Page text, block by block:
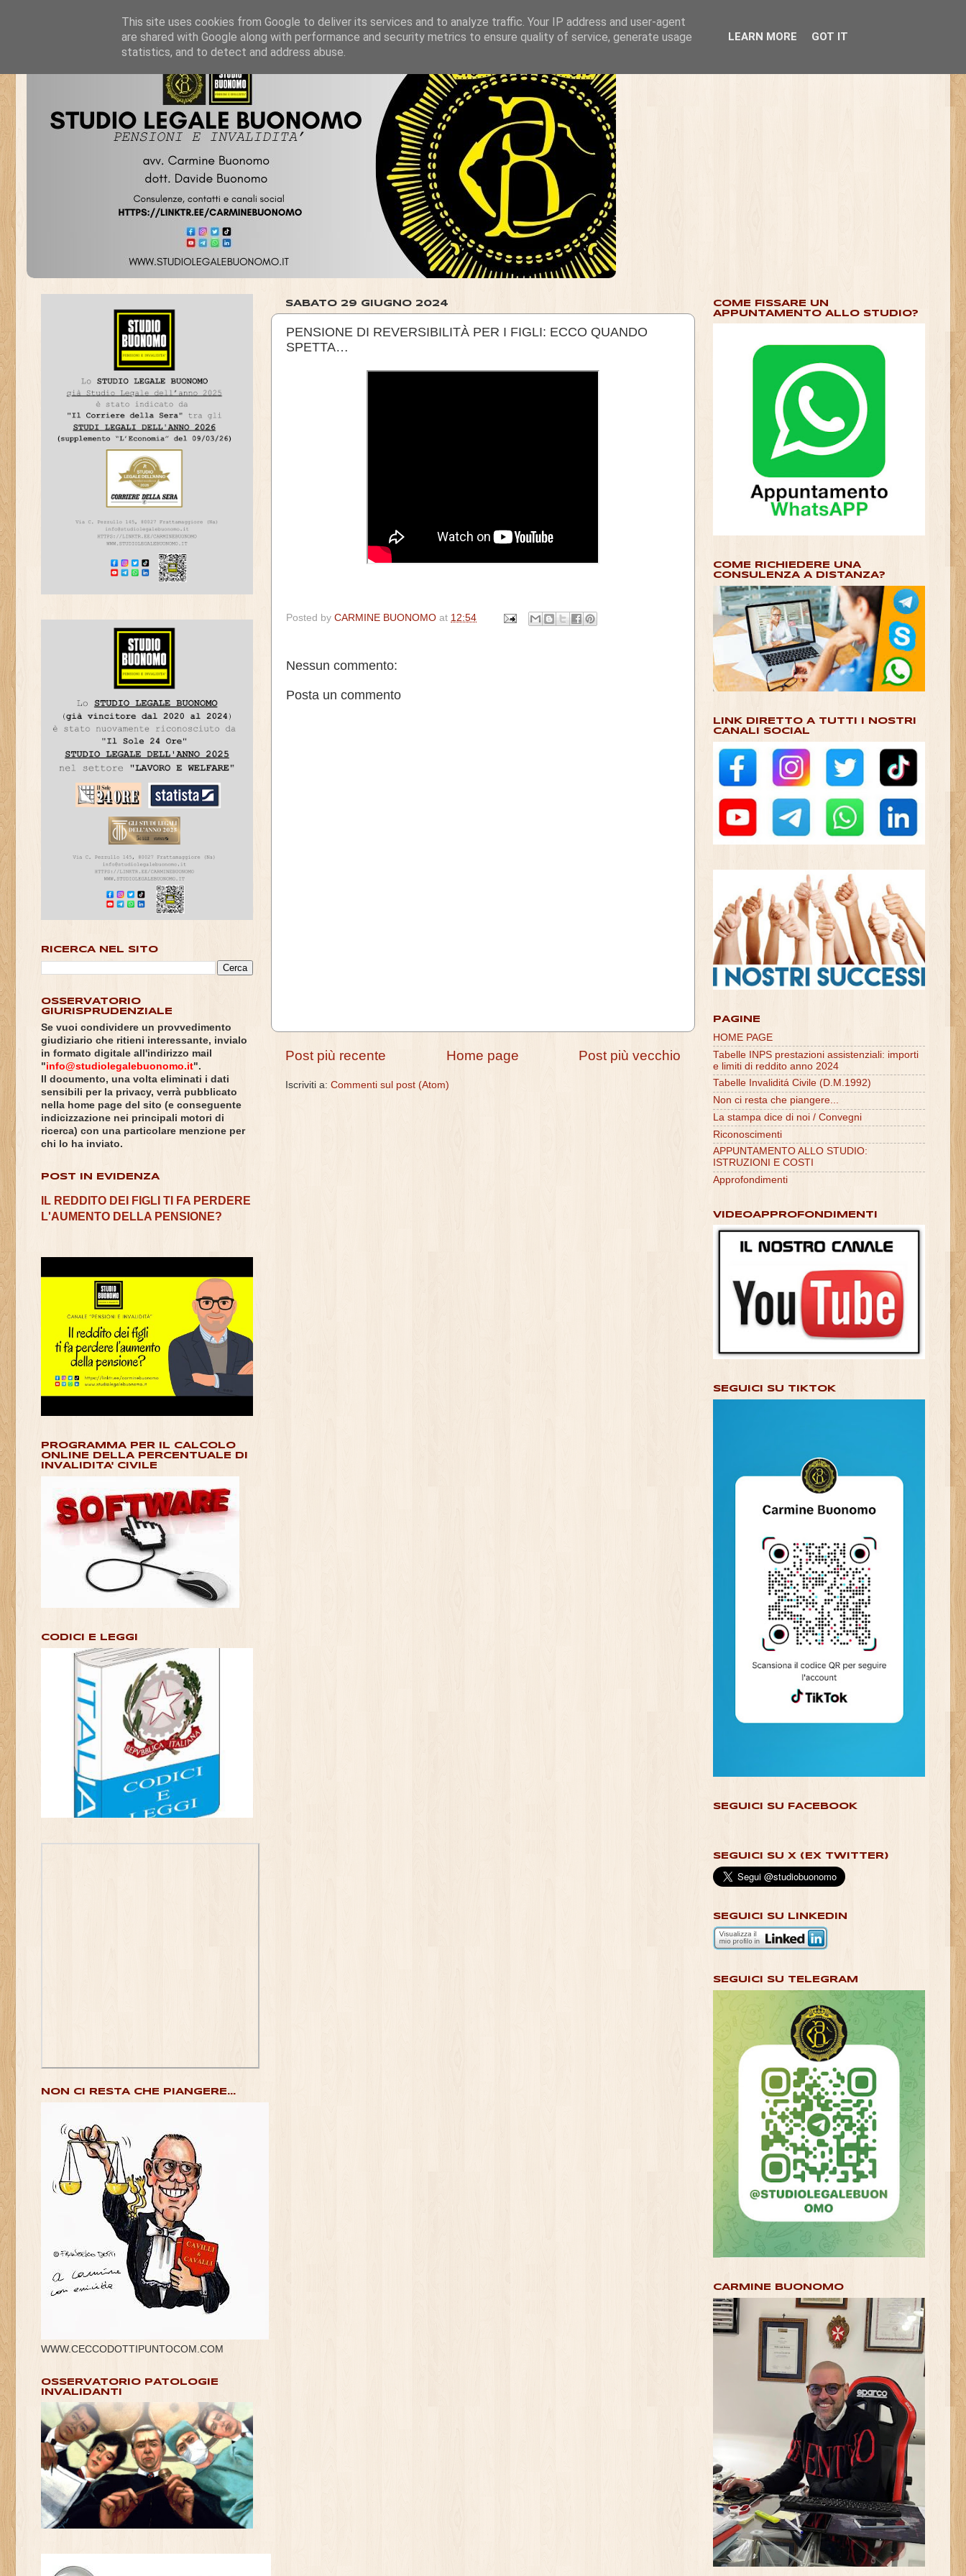
SABATO 29 GIUGNO 2024
PENSIONE DI REVERSIBILITÀ PER I FIGLI: ECCO QUANDO
SPETTA…
Posted by CARMINE BUONOMO at 12:54
Nessun commento:
Posta un commento
Post più recente Post più vecchio
Home page
Iscriviti a: Commenti sul post (Atom)
RICERCA NEL SITO
OSSERVATORIO
GIURISPRUDENZIALE
Se vuoi condividere un provvedimento
giudiziario che ritieni interessante, invialo
in formato digitale all'indirizzo mail
"info@studiolegalebuonomo.it".
Il documento, una volta eliminati i dati
sensibili per la privacy, verrà pubblicato
nella home page del sito (e conseguente
indicizzazione nei principali motori di
ricerca) con una particolare menzione per
chi lo ha inviato.
POST IN EVIDENZA
IL REDDITO DEI FIGLI TI FA PERDERE
L'AUMENTO DELLA PENSIONE?
PROGRAMMA PER IL CALCOLO
ONLINE DELLA PERCENTUALE DI
INVALIDITA' CIVILE
CODICI E LEGGI
NON CI RESTA CHE PIANGERE...
WWW.CECCODOTTIPUNTOCOM.COM
OSSERVATORIO PATOLOGIE
INVALIDANTI
COME FISSARE UN
APPUNTAMENTO ALLO STUDIO?
COME RICHIEDERE UNA
CONSULENZA A DISTANZA?
LINK DIRETTO A TUTTI I NOSTRI
CANALI SOCIAL
PAGINE
HOME PAGE
Tabelle INPS prestazioni assistenziali: importi
e limiti di reddito anno 2024
Tabelle Invaliditá Civile (D.M.1992)
Non ci resta che piangere...
La stampa dice di noi / Convegni
Riconoscimenti
APPUNTAMENTO ALLO STUDIO:
ISTRUZIONI E COSTI
Approfondimenti
VIDEOAPPROFONDIMENTI
SEGUICI SU TIKTOK
SEGUICI SU FACEBOOK
SEGUICI SU X (EX TWITTER)
SEGUICI SU LINKEDIN
SEGUICI SU TELEGRAM
CARMINE BUONOMO
This site uses cookies from Google to deliver its services and to analyze traffic. Your IP address and user-agent
are shared with Google along with performance and security metrics to ensure quality of service, generate usage
statistics, and to detect and address abuse.
LEARN MORE GOT IT